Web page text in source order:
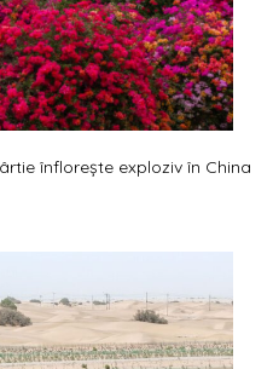
înflorește exploziv în China